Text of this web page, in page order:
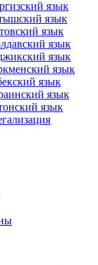
язык
язык
язык
язык
язык
язык
язык
язык
язык